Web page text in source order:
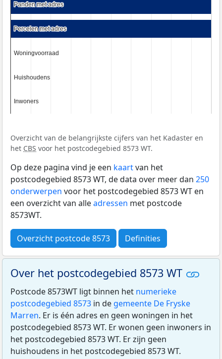
Panden met adres
Panden met adres
Percelen met adres
Percelen met adres
Woningvoorraad
Woningvoorraad
Huishoudens
Huishoudens
Inwoners
Inwoners
Overzicht van de belangrijkste cijfers van het Kadaster en
het CBS voor het postcodegebied 8573 WT.
Op deze pagina vind je een kaartvan het
postcodegebied 8573 WT, de data over meer dan 250
onderwerpen voor het postcodegebied 8573 WT en
een overzicht van alleadressen met postcode
8573WT.
Overzicht postcode 8573 Definities
Over het postcodegebied 8573 WT
Postcode 8573WT ligt binnen het numerieke
postcodegebied 8573 in de gemeente De Fryske
Marren. Er is één adres en geen woningen in het
postcodegebied 8573 WT. Er wonen geen inwoners in
het postcodegebied 8573 WT. Er zijn geen
huishoudens in het postcodegebied 8573 WT.